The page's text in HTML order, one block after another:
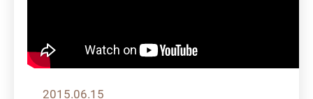
2015.06.15